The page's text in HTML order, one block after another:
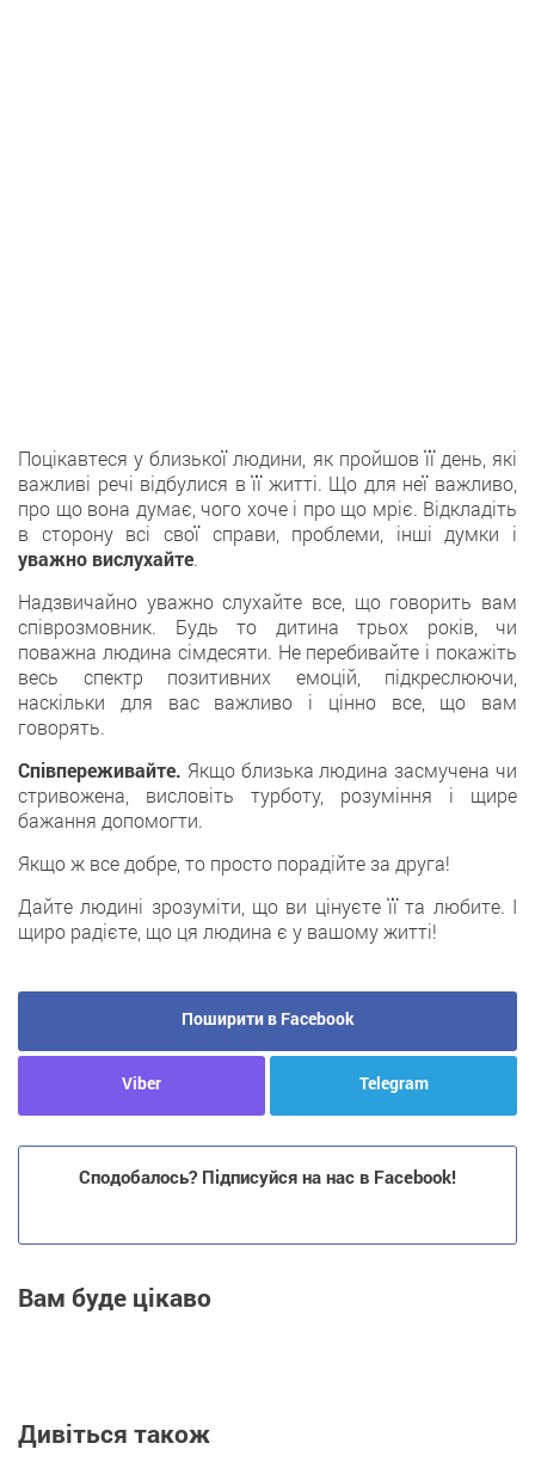
Поцікавтеся у близької людини, як пройшов її день, які
важливі речі відбулися в її житті. Що для неї важливо,
про що вона думає, чого хоче і про що мріє. Відкладіть
в сторону всі свої справи, проблеми, інші думки і
уважно вислухайте.
Надзвичайно уважно слухайте все, що говорить вам
співрозмовник. Будь то дитина трьох років, чи
поважна людина сімдесяти. Не перебивайте і покажіть
весь спектр позитивних емоцій, підкреслюючи,
наскільки для вас важливо і цінно все, що вам
говорять.
Співпереживайте. Якщо близька людина засмучена чи
стривожена, висловіть турботу, розуміння і щире
бажання допомогти.
Якщо ж все добре, то просто порадійте за друга!
Дайте людині зрозуміти, що ви цінуєте її та любите. І
щиро радієте, що ця людина є у вашому житті!
Поширити в Facebook
Viber Telegram
Сподобалось? Підписуйся на нас в Facebook!
Вам буде цікаво
Дивіться також